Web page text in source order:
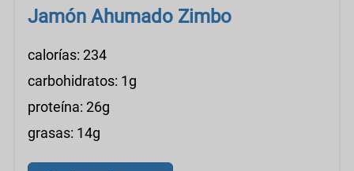
Jamón Ahumado Zimbo
calorías: 234
carbohidratos: 1g
proteína: 26g
grasas: 14g